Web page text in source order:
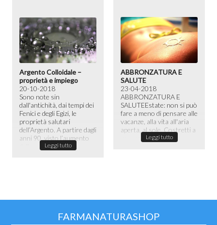
Argento Colloidale –
proprietà e impiego
20-10-2018
Sono note sin
dall'antichità, dai tempi dei
Fenici e degli Egizi, le
proprietà salutari
dell’Argento. A partire dagli
anni 90, visto l’aumento
Leggi tutto
ABBRONZATURA E
SALUTE
23-04-2018
ABBRONZATURA E
SALUTE​ Estate: non si può
fare a meno di pensare alle
vacanze, alla vita all'aria
aperta, al sole. Costretti a
passare la maggior ...
Leggi tutto
FARMANATURASHOP